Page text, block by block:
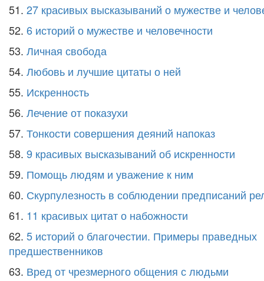
51. 27 красивых высказываний о мужестве и
52. 6 историй о мужестве и человечности
53. Личная свобода
54. Любовь и лучшие цитаты о ней
55. Искренность
56. Лечение от показухи
57. Тонкости совершения деяний напоказ
58. 9 красивых высказываний об искренности
59. Помощь людям и уважение к ним
60. Скурпулезность в соблюдении предписаний
61. 11 красивых цитат о набожности
62. 5 историй о благочестии. Примеры праведных
предшественников
63. Вред от чрезмерного общения с людьми